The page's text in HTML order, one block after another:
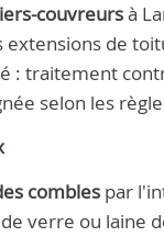
couvreursà
de
: traitement
selon les
combles par
verre ou laine